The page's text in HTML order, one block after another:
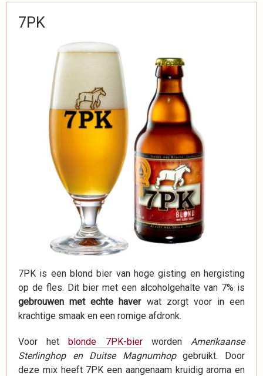
7PK
7PK is een blond bier van hoge gisting en hergisting
op de fles. Dit bier met een alcoholgehalte van 7% is
gebrouwen met echte haverwat zorgt voor in een
krachtige smaak en een romige afdronk.
Voor hetblonde 7PK-bierwordenAmerikaanse
Sterlinghop en Duitse Magnumhopgebruikt. Door
deze mix heeft 7PK een aangenaam kruidig aroma en